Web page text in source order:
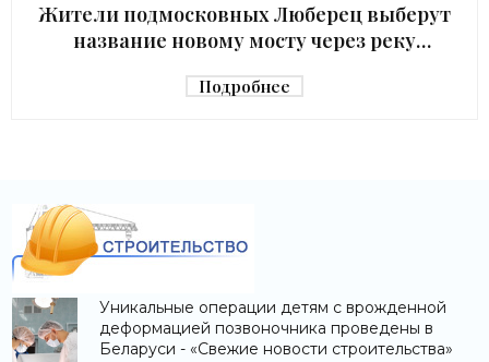
Жители подмосковных Люберец выберут
название новому мосту через реку
Подробнее
Уникальные операции детям с врожденной
деформацией позвоночника проведены в
Беларуси - «Свежие новости строительства»